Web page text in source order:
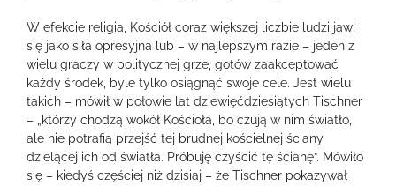
W efekcie religia, Kościół coraz większej liczbie ludzi jawi
się jako siła opresyjna lub – w najlepszym razie – jeden z
wielu graczy w politycznej grze, gotów zaakceptować
każdy środek, byle tylko osiągnąć swoje cele. Jest wielu
takich – mówił w połowie lat dziewięćdziesiątych Tischner
– „którzy chodzą wokół Kościoła, bo czują w nim światło,
ale nie potrafią przejść tej brudnej kościelnej ściany
dzielącej ich od światła. Próbuję czyścić tę ścianę”. Mówiło
się – kiedyś częściej niż dzisiaj – że Tischner pokazywał